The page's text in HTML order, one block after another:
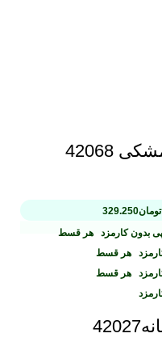
42068
تومان329.250
بدون کارمزد هر قسط
هر قسط
هر قسط